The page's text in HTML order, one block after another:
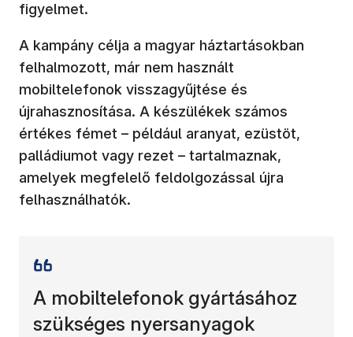
figyelmet.
A kampány célja a magyar háztartásokban
felhalmozott, már nem használt
mobiltelefonok visszagyűjtése és
újrahasznosítása. A készülékek számos
értékes fémet – például aranyat, ezüstöt,
palládiumot vagy rezet – tartalmaznak,
amelyek megfelelő feldolgozással újra
felhasználhatók.
A mobiltelefonok gyártásához
szükséges nyersanyagok